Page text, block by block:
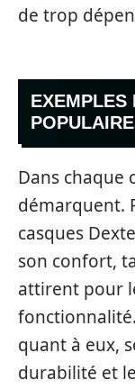
de trop
EXEMPLES
Dans chaque
démarquent.
casques
son confort,
attirent pour
quant à eux,
durabilité et